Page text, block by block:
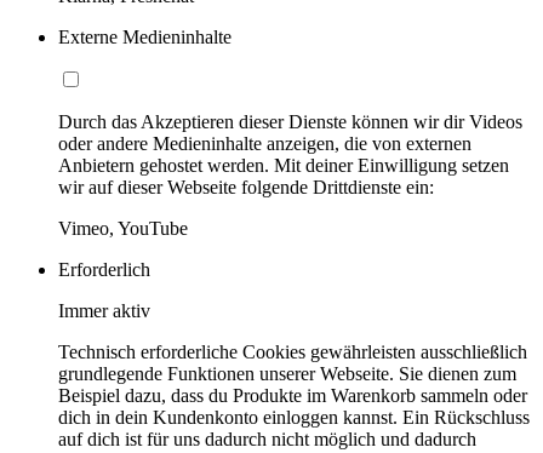
Externe Medieninhalte
Durch das Akzeptieren dieser Dienste können wir dir Videos
oder andere Medieninhalte anzeigen, die von externen
Anbietern gehostet werden. Mit deiner Einwilligung setzen
wir auf dieser Webseite folgende Drittdienste ein:
Vimeo, YouTube
Erforderlich
Immer aktiv
Technisch erforderliche Cookies gewährleisten ausschließlich
grundlegende Funktionen unserer Webseite. Sie dienen zum
Beispiel dazu, dass du Produkte im Warenkorb sammeln oder
dich in dein Kundenkonto einloggen kannst. Ein Rückschluss
auf dich ist für uns dadurch nicht möglich und dadurch